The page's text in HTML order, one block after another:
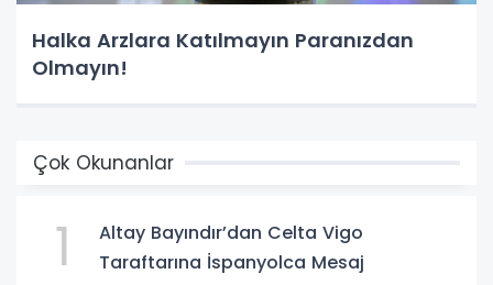
Halka Arzlara Katılmayın Paranızdan
Olmayın!
Çok Okunanlar
1
Altay Bayındır’dan Celta Vigo
Taraftarına İspanyolca Mesaj